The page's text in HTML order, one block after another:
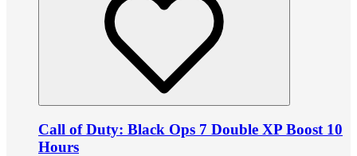
Call of Duty: Black Ops 7 Double XP Boost 10
Hours